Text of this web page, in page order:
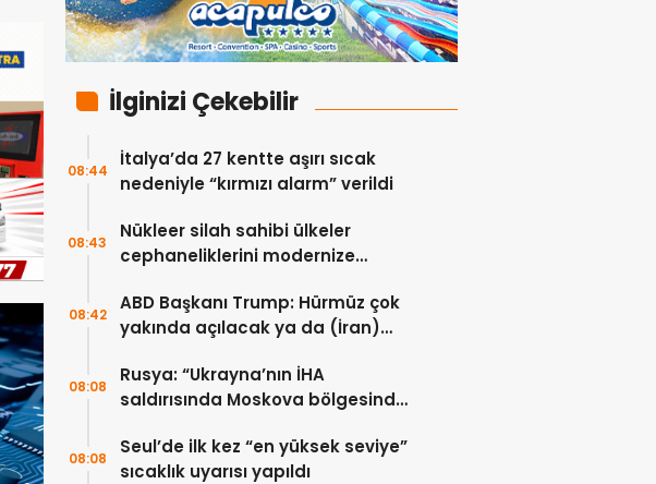
İlginizi Çekebilir
İtalya’da 27 kentte aşırı sıcak
nedeniyle “kırmızı alarm” verildi
08:44
Nükleer silah sahibi ülkeler
cephaneliklerini modernize
08:43
ABD Başkanı Trump: Hürmüz çok
yakında açılacak ya da (İran)
08:42
Rusya: “Ukrayna’nın İHA
saldırısında Moskova bölgesinde
08:08
Seul’de ilk kez “en yüksek seviye”
sıcaklık uyarısı yapıldı
08:08